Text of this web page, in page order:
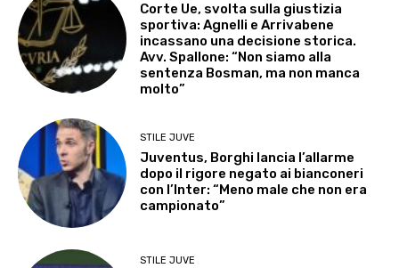
Corte Ue, svolta sulla giustizia
sportiva: Agnelli e Arrivabene
incassano una decisione storica.
Avv. Spallone: “Non siamo alla
sentenza Bosman, ma non manca
molto”
STILE JUVE
Juventus, Borghi lancia l’allarme
dopo il rigore negato ai bianconeri
con l’Inter: “Meno male che non era
campionato”
STILE JUVE